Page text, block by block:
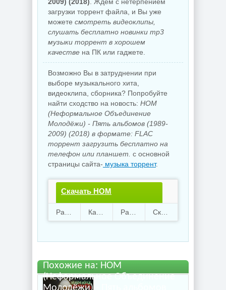
2009) (2018). Ждем с нетерпением
загрузки торрент файла, и Вы уже
можете смотреть видеоклипы,
слушать бесплатно новинки mp3
музыки торрент в хорошем
качестве на ПК или гаджете.
Возможно Вы в затруднении при
выборе музыкального хита,
видеоклипа, сборника? Попробуйте
найти сходство на новость: НОМ
(Неформальное Объединение
Молодёжи) - Пять альбомов (1989-
2009) (2018) в формате: FLAC
торрент загрузить бесплатно на
телефон или планшет. с основной
страницы сайта- музыка торрент.
Скачать НОМ
(Неформальное
- Пять альбомов (1989-
2009).torrent файл
бесплатно
Раздают 101
Качают 24 Размер 1.55 Gb
Скачали
Похожие на: НОМ
(Неформальное Объединение